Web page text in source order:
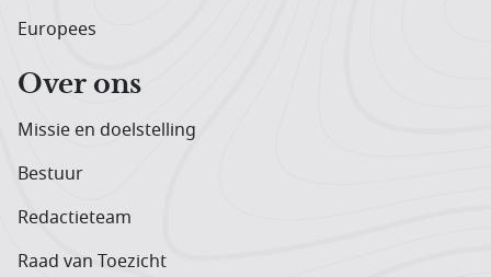
Europees
Over ons
Missie en doelstelling
Bestuur
Redactieteam
Raad van Toezicht